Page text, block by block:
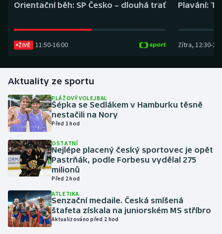
Gymnastika
Házená
Jezdectví
Judo
Krasobruslení
Lezení
Lyže a snowboard
Orientační běh: SP Česko – dlouhá trať
ŽIVĚ 11:50-16:00
Plavání:
Zítra, 12:30-
Aktuality ze sportu
PLÁŽOVÝ VOLEJBAL
Šépka se Sedlákem v Hamburku těsně
nestačili na Nory
Před 1 hod
OSTATNÍ
Nejlépe placený český sportovec je opět
Pastrňák, podle Forbesu vydělal 275
milionů
Před 2 hod
ATLETIKA
Senzační medaile. Česká smíšená
štafeta získala na juniorském MS stříbro
Aktualizováno před 2 hod